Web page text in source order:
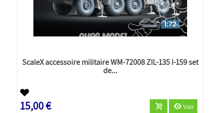
ScaleX accessoire militaire WM-72008 ZIL-135 I-159 set
de...
15,00 € Voir